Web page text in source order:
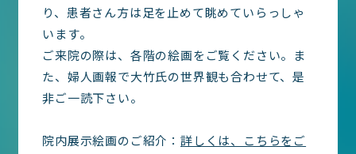
医療関係者の方へ
宮崎博愛会について
院内を知る・見る
交通アクセス
り、患者さん方は足を止めて眺めていらっしゃ
います。
ご来院の際は、各階の絵画をご覧ください。ま
た、婦人画報で大竹氏の世界観も合わせて、是
非ご一読下さい。
院内展示絵画のご紹介：詳しくは、こちらをご